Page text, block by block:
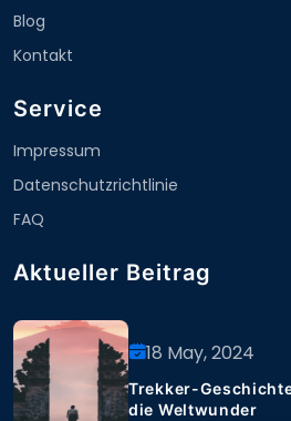
Blog
Kontakt
Service
Impressum
Datenschutzrichtlinie
FAQ
Aktueller Beitrag
18 May, 2024
Trekker-
die Weltwunder